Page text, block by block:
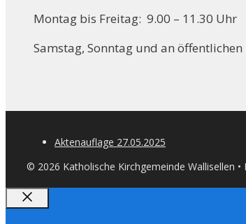
Montag bis Freitag: 9.00 – 11.30 Uhr
Samstag, Sonntag und an
Aktenauflage 27.05.2025
© 2026 Katholische Kirchgemeinde Wallisellen •
Close